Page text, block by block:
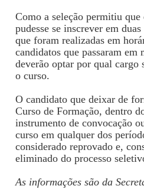
Como a seleção permitiu
pudesse se inscrever em
que foram realizadas em
candidatos que passaram em
deverão optar por qual cargo
o curso.
O candidato que deixar de
Curso de Formação, dentro
instrumento de convocação
curso em qualquer dos
considerado reprovado e,
eliminado do processo
As informações são da